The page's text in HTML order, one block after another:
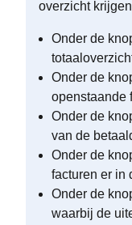
overzicht
Onder de
Onder de
openstaande
Onder de
van de
Onder de
facturen er in
Onder de
waarbij de